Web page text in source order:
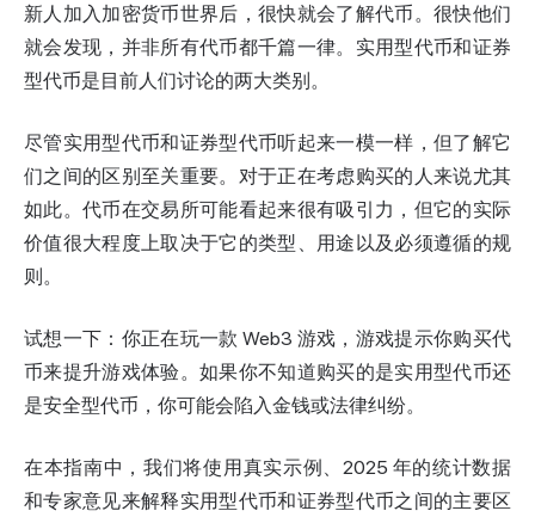
新人加入加密货币世界后，很快就会了解代币。很快他们
就会发现，并非所有代币都千篇一律。实用型代币和证券
型代币是目前人们讨论的两大类别。
尽管实用型代币和证券型代币听起来一模一样，但了解它
们之间的区别至关重要。对于正在考虑购买的人来说尤其
如此。代币在交易所可能看起来很有吸引力，但它的实际
价值很大程度上取决于它的类型、用途以及必须遵循的规
则。
试想一下：你正在玩一款 Web3 游戏，游戏提示你购买代
币来提升游戏体验。如果你不知道购买的是实用型代币还
是安全型代币，你可能会陷入金钱或法律纠纷。
在本指南中，我们将使用真实示例、2025 年的统计数据
和专家意见来解释实用型代币和证券型代币之间的主要区